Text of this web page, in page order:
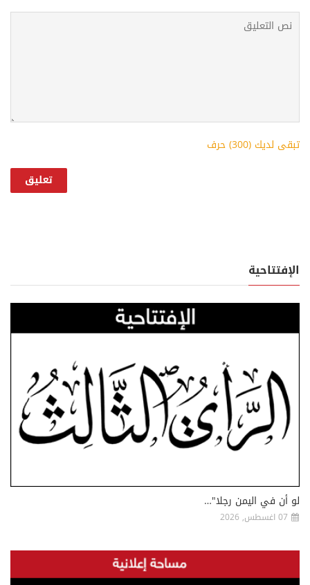
تبقى لديك (300) حرف
الإفتتاحية
لو أن في اليمن رجلا"…
07 اغسطس, 2026